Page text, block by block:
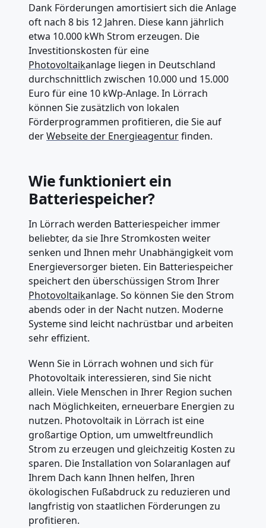
Dank Förderungen amortisiert sich die Anlage
oft nach 8 bis 12 Jahren. Diese kann jährlich
etwa 10.000 kWh Strom erzeugen. Die
Investitionskosten für eine
Photovoltaikanlage liegen in Deutschland
durchschnittlich zwischen 10.000 und 15.000
Euro für eine 10 kWp-Anlage. In Lörrach
können Sie zusätzlich von lokalen
Förderprogrammen profitieren, die Sie auf
derWebseite der Energieagenturfinden.
Wie funktioniert ein
Batteriespeicher?
In Lörrach werden Batteriespeicher immer
beliebter, da sie Ihre Stromkosten weiter
senken und Ihnen mehr Unabhängigkeit vom
Energieversorger bieten. Ein Batteriespeicher
speichert den überschüssigen Strom Ihrer
Photovoltaikanlage. So können Sie den Strom
abends oder in der Nacht nutzen. Moderne
Systeme sind leicht nachrüstbar und arbeiten
sehr effizient.
Wenn Sie in Lörrach wohnen und sich für
Photovoltaik interessieren, sind Sie nicht
allein. Viele Menschen in Ihrer Region suchen
nach Möglichkeiten, erneuerbare Energien zu
nutzen. Photovoltaik in Lörrach ist eine
großartige Option, um umweltfreundlich
Strom zu erzeugen und gleichzeitig Kosten zu
sparen. Die Installation von Solaranlagen auf
Ihrem Dach kann Ihnen helfen, Ihren
ökologischen Fußabdruck zu reduzieren und
langfristig von staatlichen Förderungen zu
profitieren.